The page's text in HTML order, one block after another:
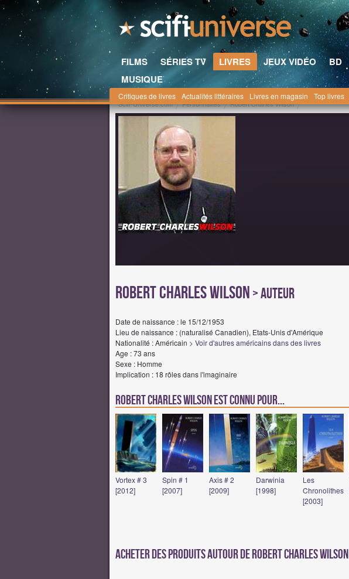
FILMS SÉRIES TV LIVRES JEUX VIDÉO BD
MUSIQUE
Critiques de livres Actualités littéraires Livres en magasin Top livres
Scifi-Universe.com Personnalités Robert Charles Wilson
Robert Charles Wilson > Auteur
Date de naissance : le 15/12/1953
Lieu de naissance : (naturalisé Canadien), Etats-Unis d'Amérique
Nationalité : Américain > Voir d'autres américains dans des livres
Age : 73 ans
Sexe : Homme
Implication : 18 rôles dans l'imaginaire
Robert Charles Wilson est connu pour...
Vortex # 3
[2012]
Spin # 1
[2007]
Axis # 2
[2009]
Darwinia
[1998]
Les
Chronolithes
[2003]
Acheter des produits autour de Robert Charles Wilson